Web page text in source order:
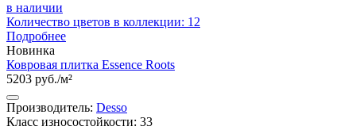
в наличии
Количество цветов в коллекции: 12
Подробнее
Новинка
Ковровая плитка Essence Roots
5203 руб./м²
Производитель: Desso
Класс износостойкости: 33